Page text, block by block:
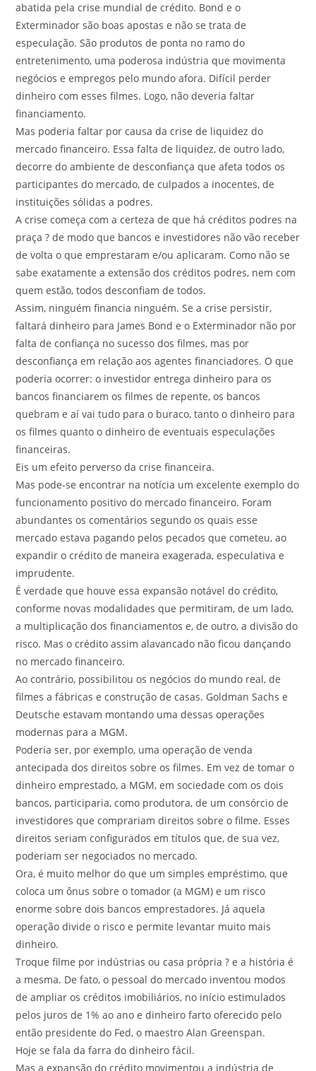
abatida pela crise mundial de crédito. Bond e o
Exterminador são boas apostas e não se trata de
especulação. São produtos de ponta no ramo do
entretenimento, uma poderosa indústria que movimenta
negócios e empregos pelo mundo afora. Difícil perder
dinheiro com esses filmes. Logo, não deveria faltar
financiamento.
Mas poderia faltar por causa da crise de liquidez do
mercado financeiro. Essa falta de liquidez, de outro lado,
decorre do ambiente de desconfiança que afeta todos os
participantes do mercado, de culpados a inocentes, de
instituições sólidas a podres.
A crise começa com a certeza de que há créditos podres na
praça ? de modo que bancos e investidores não vão receber
de volta o que emprestaram e/ou aplicaram. Como não se
sabe exatamente a extensão dos créditos podres, nem com
quem estão, todos desconfiam de todos.
Assim, ninguém financia ninguém. Se a crise persistir,
faltará dinheiro para James Bond e o Exterminador não por
falta de confiança no sucesso dos filmes, mas por
desconfiança em relação aos agentes financiadores. O que
poderia ocorrer: o investidor entrega dinheiro para os
bancos financiarem os filmes de repente, os bancos
quebram e aí vai tudo para o buraco, tanto o dinheiro para
os filmes quanto o dinheiro de eventuais especulações
financeiras.
Eis um efeito perverso da crise financeira.
Mas pode-se encontrar na notícia um excelente exemplo do
funcionamento positivo do mercado financeiro. Foram
abundantes os comentários segundo os quais esse
mercado estava pagando pelos pecados que cometeu, ao
expandir o crédito de maneira exagerada, especulativa e
imprudente.
É verdade que houve essa expansão notável do crédito,
conforme novas modalidades que permitiram, de um lado,
a multiplicação dos financiamentos e, de outro, a divisão do
risco. Mas o crédito assim alavancado não ficou dançando
no mercado financeiro.
Ao contrário, possibilitou os negócios do mundo real, de
filmes a fábricas e construção de casas. Goldman Sachs e
Deutsche estavam montando uma dessas operações
modernas para a MGM.
Poderia ser, por exemplo, uma operação de venda
antecipada dos direitos sobre os filmes. Em vez de tomar o
dinheiro emprestado, a MGM, em sociedade com os dois
bancos, participaria, como produtora, de um consórcio de
investidores que comprariam direitos sobre o filme. Esses
direitos seriam configurados em títulos que, de sua vez,
poderiam ser negociados no mercado.
Ora, é muito melhor do que um simples empréstimo, que
coloca um ônus sobre o tomador (a MGM) e um risco
enorme sobre dois bancos emprestadores. Já aquela
operação divide o risco e permite levantar muito mais
dinheiro.
Troque filme por indústrias ou casa própria ? e a história é
a mesma. De fato, o pessoal do mercado inventou modos
de ampliar os créditos imobiliários, no início estimulados
pelos juros de 1% ao ano e dinheiro farto oferecido pelo
então presidente do Fed, o maestro Alan Greenspan.
Hoje se fala da farra do dinheiro fácil.
Mas a expansão do crédito movimentou a indústria de